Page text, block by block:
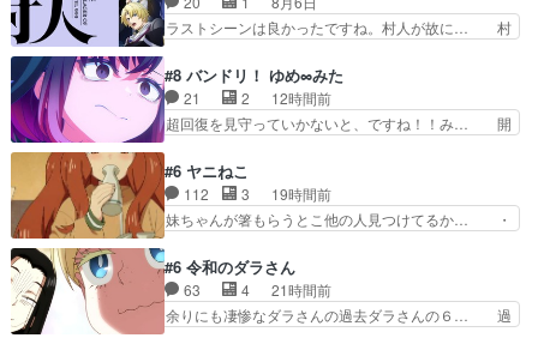
ラストシーンは良かったですね。村人が故に… 村
スと10年後に結婚の約束をした鏡ずっ… カジノ
スタッフ募集するも集まらない更に追… 王命でク
ルルの監視をすることになったデビ… 最強の村
人・鏡との出会いで少しは変わった… やはり何か
への恨みは根深そうやね姫を舐… 新キャラが登場
早々変態扱いされてる件。タ… まだまだお元気そ
うなお声で……不意打ち過…
#8 バンドリ！ ゆめ∞みた
21 2
12時間前
超回復を見守っていかないと、ですね！！み… 開
ちゃんのお手当てはお節介だったりする… ビオラ
の立ち回り害悪すぎるお近づきの印が… ・律っち
ゃん明るくなったね♪・メンバーの… 一難去って
また一難、律がビオラの呪縛から… 「私はあなた
のか！？次週、みゅーたいぷ… ビオラ様、律ちゃ
んを奪うのではなく敢えて… 助けたい気持ちはあ
るでも、それだけじゃど…
#6 ヤニねこ
112 3
19時間前
妹ちゃんが箸もらうとこ他の人見つけてるか… ・
会途中でトイレに行って何故か江の島に… アルね
こを連れ戻しに来た大家とヤクねこの… ２期第５
話感想：エルフや獣人達を拉致って… 風呂場の排
水口付近にタバコが20本くらい… 収録当日にセ
#6 令和のダラさん
63 4
21時間前
余りにも凄惨なダラさんの過去ダラさんの６… 過